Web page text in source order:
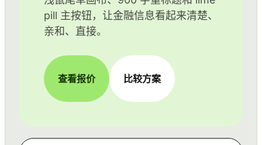
pill 主按钮，让金融信息看起来清楚、
亲和、直接。
查看报价 比较方案